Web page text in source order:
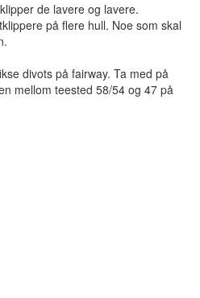
de lavere og lavere.
på flere hull. Noe som skal
divots på fairway. Ta med på
mellom teested 58/54 og 47 på